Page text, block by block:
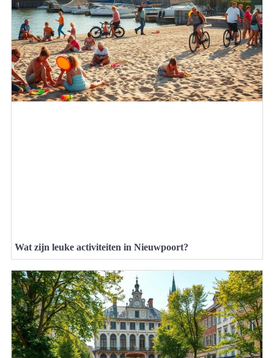
Wat zijn leuke activiteiten in Nieuwpoort?